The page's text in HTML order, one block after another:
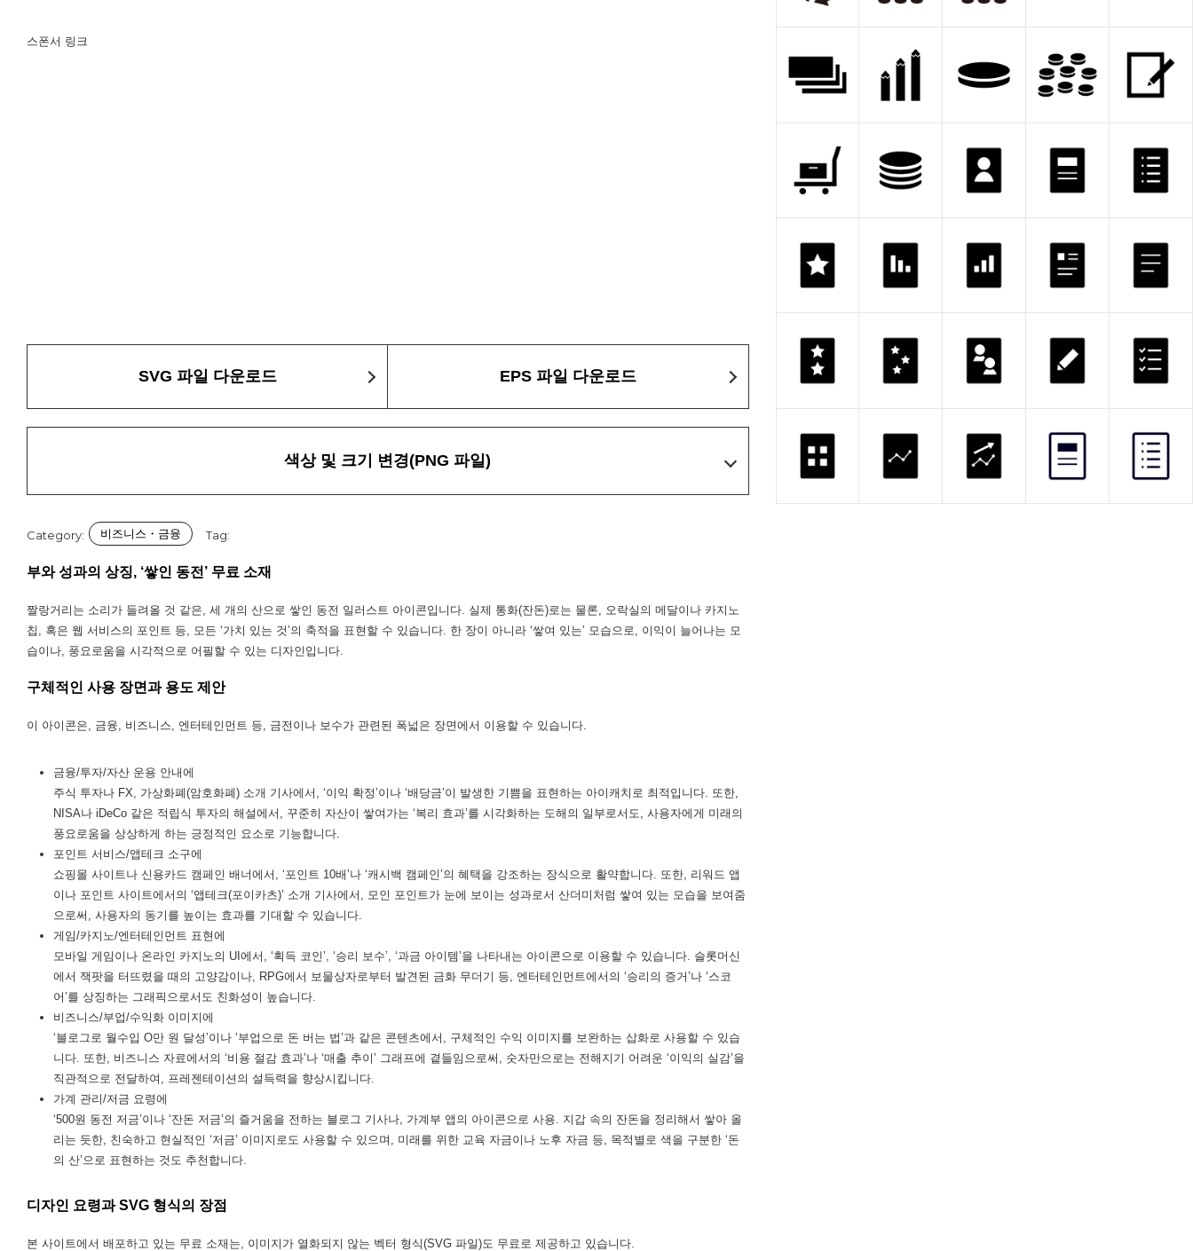
스폰서 링크
SVG 파일 다운로드 EPS 파일 다운로드
색상 및 크기 변경(PNG 파일)
Category: 비즈니스・금융 Tag:
부와 성과의 상징, ‘쌓인 동전’ 무료 소재
짤랑거리는 소리가 들려올 것 같은, 세 개의 산으로 쌓인 동전 일러스트 아이콘입니다. 실제 통화(잔돈)로는 물론, 오락실의 메달이나 카지노
칩, 혹은 웹 서비스의 포인트 등, 모든 ‘가치 있는 것’의 축적을 표현할 수 있습니다. 한 장이 아니라 ‘쌓여 있는’ 모습으로, 이익이 늘어나는 모
습이나, 풍요로움을 시각적으로 어필할 수 있는 디자인입니다.
구체적인 사용 장면과 용도 제안
이 아이콘은, 금융, 비즈니스, 엔터테인먼트 등, 금전이나 보수가 관련된 폭넓은 장면에서 이용할 수 있습니다.
금융/투자/자산 운용 안내에
주식 투자나 FX, 가상화폐(암호화폐) 소개 기사에서, ‘이익 확정’이나 ‘배당금’이 발생한 기쁨을 표현하는 아이캐치로 최적입니다. 또한,
NISA나 iDeCo 같은 적립식 투자의 해설에서, 꾸준히 자산이 쌓여가는 ‘복리 효과’를 시각화하는 도해의 일부로서도, 사용자에게 미래의
풍요로움을 상상하게 하는 긍정적인 요소로 기능합니다.
포인트 서비스/앱테크 소구에
쇼핑몰 사이트나 신용카드 캠페인 배너에서, ‘포인트 10배’나 ‘캐시백 캠페인’의 혜택을 강조하는 장식으로 활약합니다. 또한, 리워드 앱
이나 포인트 사이트에서의 ‘앱테크(포이카츠)’ 소개 기사에서, 모인 포인트가 눈에 보이는 성과로서 산더미처럼 쌓여 있는 모습을 보여줌
으로써, 사용자의 동기를 높이는 효과를 기대할 수 있습니다.
게임/카지노/엔터테인먼트 표현에
모바일 게임이나 온라인 카지노의 UI에서, ‘획득 코인’, ‘승리 보수’, ‘과금 아이템’을 나타내는 아이콘으로 이용할 수 있습니다. 슬롯머신
에서 잭팟을 터뜨렸을 때의 고양감이나, RPG에서 보물상자로부터 발견된 금화 무더기 등, 엔터테인먼트에서의 ‘승리의 증거’나 ‘스코
어’를 상징하는 그래픽으로서도 친화성이 높습니다.
비즈니스/부업/수익화 이미지에
‘블로그로 월수입 O만 원 달성’이나 ‘부업으로 돈 버는 법’과 같은 콘텐츠에서, 구체적인 수익 이미지를 보완하는 삽화로 사용할 수 있습
니다. 또한, 비즈니스 자료에서의 ‘비용 절감 효과’나 ‘매출 추이’ 그래프에 곁들임으로써, 숫자만으로는 전해지기 어려운 ‘이익의 실감’을
직관적으로 전달하여, 프레젠테이션의 설득력을 향상시킵니다.
가계 관리/저금 요령에
‘500원 동전 저금’이나 ‘잔돈 저금’의 즐거움을 전하는 블로그 기사나, 가계부 앱의 아이콘으로 사용. 지갑 속의 잔돈을 정리해서 쌓아 올
리는 듯한, 친숙하고 현실적인 ‘저금’ 이미지로도 사용할 수 있으며, 미래를 위한 교육 자금이나 노후 자금 등, 목적별로 색을 구분한 ‘돈
의 산’으로 표현하는 것도 추천합니다.
디자인 요령과 SVG 형식의 장점
본 사이트에서 배포하고 있는 무료 소재는, 이미지가 열화되지 않는 벡터 형식(SVG 파일)도 무료로 제공하고 있습니다.